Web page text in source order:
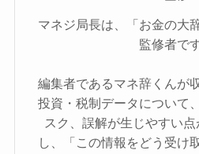
マネジ局長は、「お金の大
監修者です
編集者であるマネ辞くんが
投資・税制データについて
スク、誤解が生じやすい
し、「この情報をどう受け